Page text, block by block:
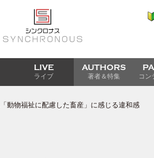
LIVE
ライブ
AUTHORS
著者＆特集 コン
動物福祉に配慮した畜産」に感じる違和感